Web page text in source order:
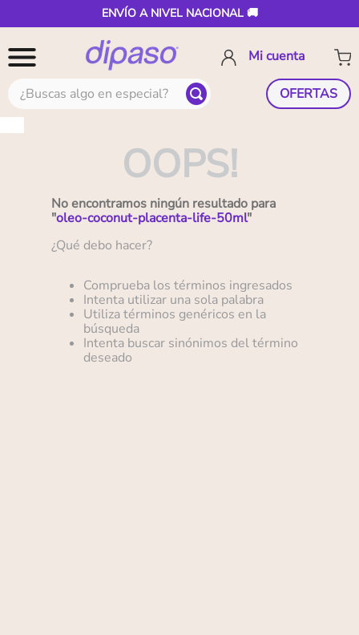
ENVÍO A NIVEL NACIONAL 🚚
¿Buscas algo en especial? OFERTAS
OOPS!
No encontramos ningún resultado para
"oleo-coconut-placenta-life-50ml"
¿Qué debo hacer?
Comprueba los términos ingresados
Intenta utilizar una sola palabra
Utiliza términos genéricos en la
búsqueda
Intenta buscar sinónimos del término
deseado